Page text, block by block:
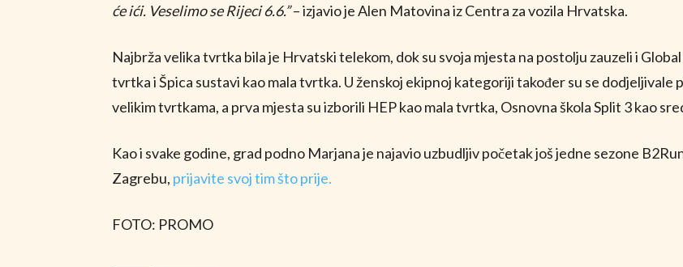
će ići. Veselimo se Rijeci 6.6.”– izjavio je Alen Matovina iz Centra za vozila Hrvatska.
Najbrža velika tvrtka bila je Hrvatski telekom, dok su svoja mjesta na postolju zauzeli i
tvrtka i Špica sustavi kao mala tvrtka. U ženskoj ekipnoj kategoriji također su se dodjeljivale
velikim tvrtkama, a prva mjesta su izborili HEP kao mala tvrtka, Osnovna škola Split 3 kao
Kao i svake godine, grad podno Marjana je najavio uzbudljiv početak još jedne sezone
Zagrebu, prijavite svoj tim što prije.
FOTO: PROMO